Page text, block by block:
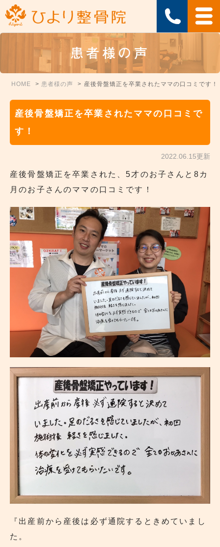
患者様の声
HOME 患者様の声 産後骨盤矯正を卒業されたママの口コミです！
産後骨盤矯正を卒業されたママの口コミで
す！
2022.06.15更新
産後骨盤矯正を卒業された、5才のお子さんと8カ
月のお子さんのママの口コミです！
『出産前から産後は必ず通院するときめていまし
た。